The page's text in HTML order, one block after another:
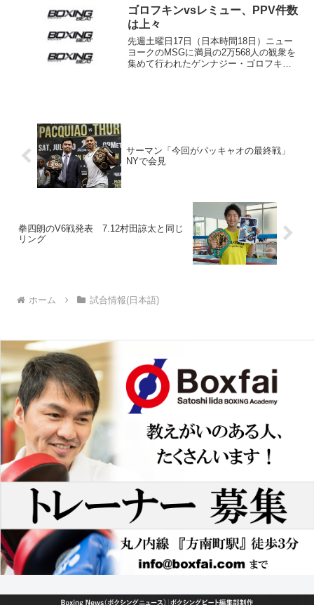
ギャロス対ロサンゼルス・マタドールズ
の対抗戦がマイアミのア...
ゴロフキンvsレミュー、PPV件数
は上々
先週土曜日17日（日本時間18日）ニュー
ヨークのMSGに満員の2万568人の観衆を
集めて行われたゲンナジー・ゴロフキン
サーマン「今回がパッキャオの最終戦」
NYで会見
拳四朗のV6戦発表 7.12村田諒太と同じ
リング
ホーム 試合情報(日本語)